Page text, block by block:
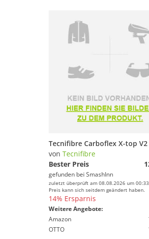
von Tecnifibre
Bester Preis
gefunden bei SmashInn
zuletzt überprüft am 08.08.2026 um
Preis kann sich seitdem geändert haben.
14% Ersparnis
Weitere Angebote:
Amazon
OTTO